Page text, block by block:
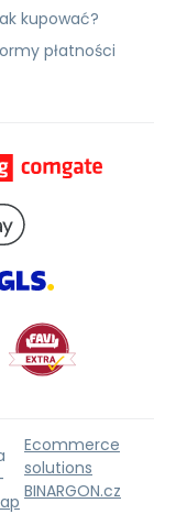
kupować?
płatności
Ecommerce
solutions
BINARGON.cz